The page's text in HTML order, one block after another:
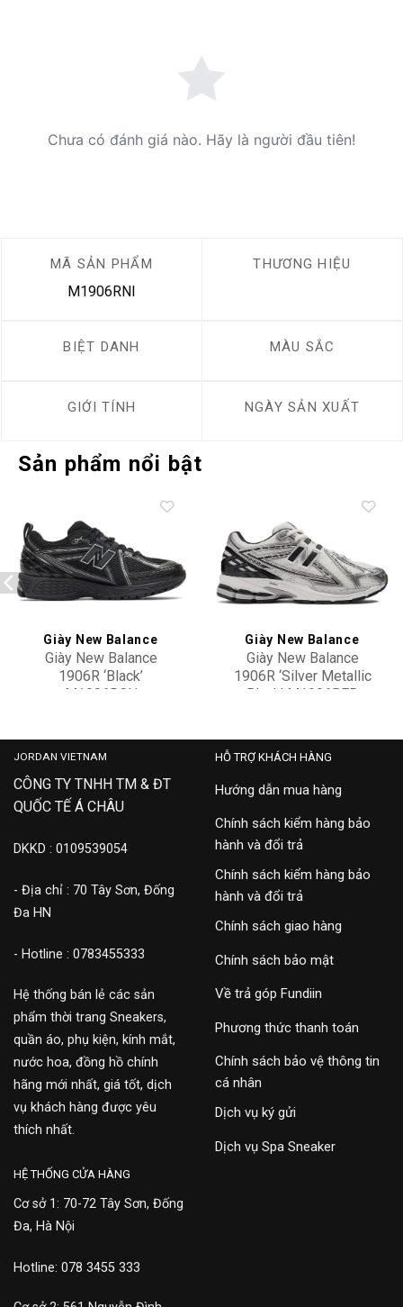
Chưa có đánh giá nào. Hãy là người đầu tiên!
MÃ SẢN PHẨM
M1906RNI
THƯƠNG HIỆU
BIỆT DANH MÀU SẮC
GIỚI TÍNH NGÀY SẢN XUẤT
Sản phẩm nổi bật
Add to
wishlist
Giày New Balance
Giày New Balance
1906R ‘Black’
M1906RCH
Add to
wishlist
Giày New Balance
Giày New Balance
1906R ‘Silver Metallic
Black’ M1906RER
JORDAN VIETNAM
CÔNG TY TNHH TM & ĐT
QUỐC TẾ Á CHÂU
DKKD : 0109539054
- Địa chỉ : 70 Tây Sơn, Đống
Đa HN
- Hotline : 0783455333
Hệ thống bán lẻ các sản
phẩm thời trang Sneakers,
quần áo, phụ kiện, kính mắt,
nước hoa, đồng hồ chính
hãng mới nhất, giá tốt, dịch
vụ khách hàng được yêu
thích nhất.
HỖ TRỢ KHÁCH HÀNG
Hướng dẫn mua hàng
Chính sách kiểm hàng bảo
hành và đổi trả
Chính sách kiểm hàng bảo
hành và đổi trả
Chính sách giao hàng
Chính sách bảo mật
Về trả góp Fundiin
Phương thức thanh toán
Chính sách bảo vệ thông tin
cá nhân
Dịch vụ ký gửi
Dịch vụ Spa Sneaker
HỆ THỐNG CỬA HÀNG
Cơ sở 1: 70-72 Tây Sơn, Đống
Đa, Hà Nội
Hotline: 078 3455 333